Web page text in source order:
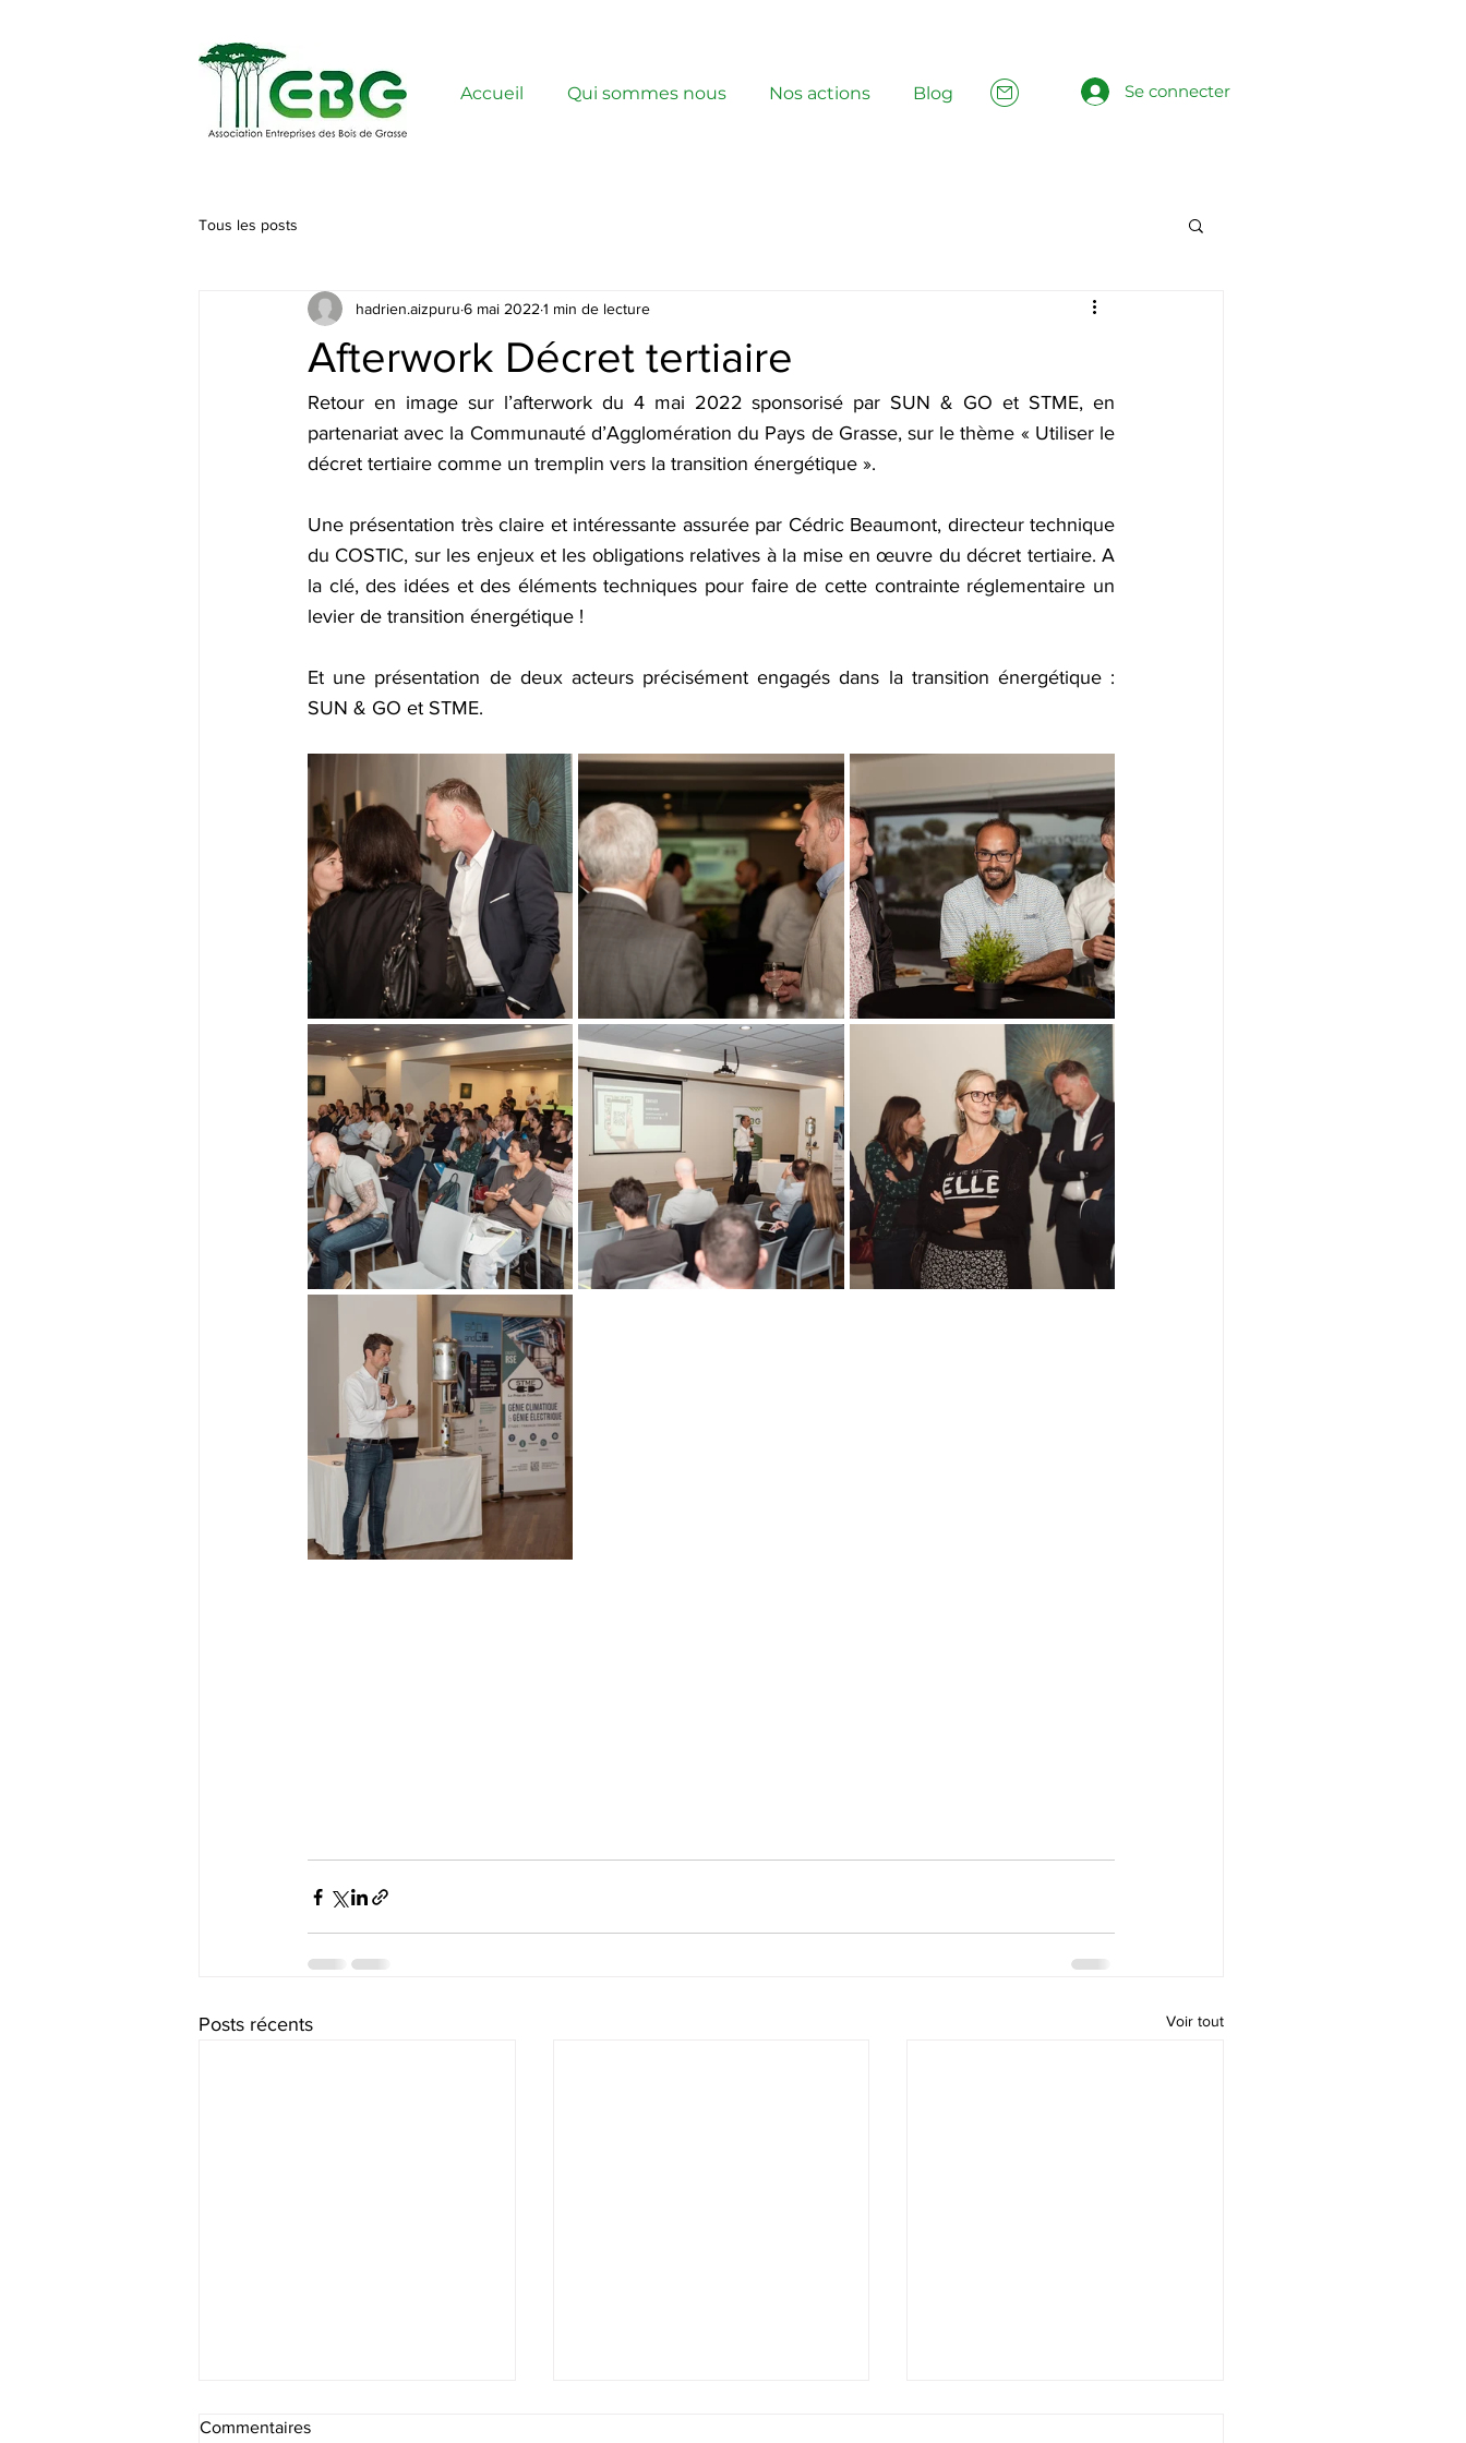
Accueil Qui sommes nous Nos actions Blog Se connecter
Tous les posts
Afterwork Décret tertiaire
hadrien.aizpuru 6 mai 2022 1 min de lecture
Retour en image sur l’afterwork du 4 mai 2022 sponsorisé par SUN & GO et STME, en
partenariat avec la Communauté d’Agglomération du Pays de Grasse, sur le thème « Utiliser le
décret tertiaire comme un tremplin vers la transition énergétique ».
Une présentation très claire et intéressante assurée par Cédric Beaumont, directeur technique
du COSTIC, sur les enjeux et les obligations relatives à la mise en œuvre du décret tertiaire. A
la clé, des idées et des éléments techniques pour faire de cette contrainte réglementaire un
levier de transition énergétique !
Et une présentation de deux acteurs précisément engagés dans la transition énergétique :
SUN & GO et STME.
Posts récents Voir tout
Commentaires